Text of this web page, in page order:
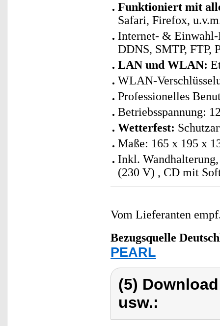
Funktioniert mit
Safari, Firefox,
Internet- & Einwahl-
DDNS, SMTP, FTP,
LAN und WLAN:
WLAN-
Professionelles
Betriebsspannung:
Wetterfest:
Maße: 165 x 195 x
Inkl.
(230 V) , CD mit
Vom Lieferanten
Bezugsquelle
PEARL
(5)
usw.: